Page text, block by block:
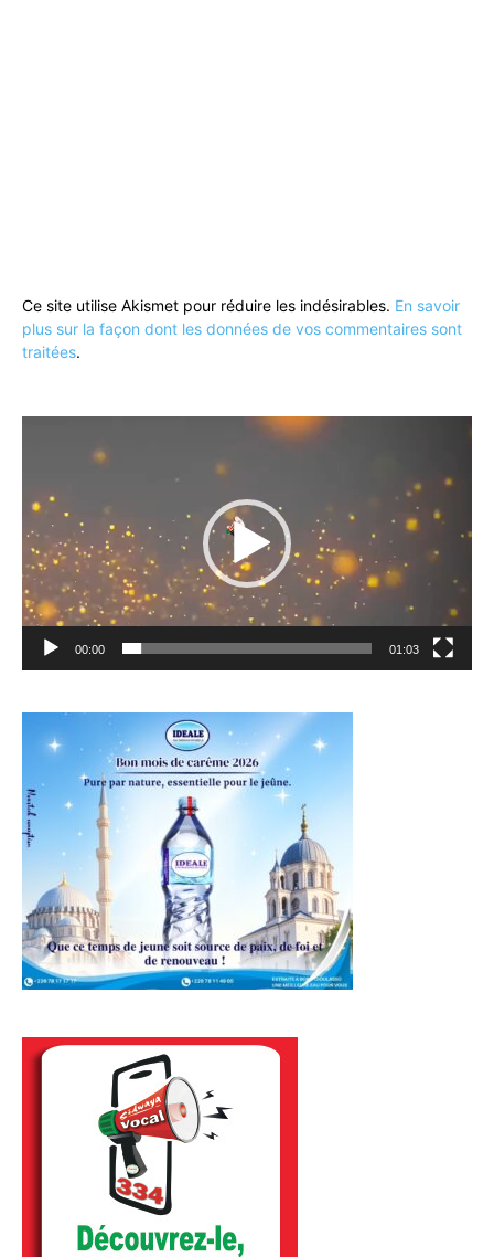
Ce site utilise Akismet pour réduire les indésirables. En savoir
plus sur la façon dont les données de vos commentaires sont
traitées.
00:00 01:03